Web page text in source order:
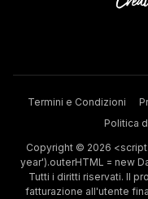
Termini e Condizioni
Politica
Copyright © 2026
year').outerHTML = new
Tutti i diritti riservati. Il
fatturazione all'utente